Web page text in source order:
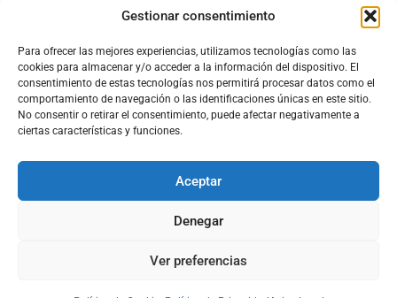
Gestionar consentimiento
Para ofrecer las mejores experiencias, utilizamos tecnologías como las
cookies para almacenar y/o acceder a la información del dispositivo. El
consentimiento de estas tecnologías nos permitirá procesar datos como el
comportamiento de navegación o las identificaciones únicas en este sitio.
No consentir o retirar el consentimiento, puede afectar negativamente a
ciertas características y funciones.
Aceptar
Denegar
Ver preferencias